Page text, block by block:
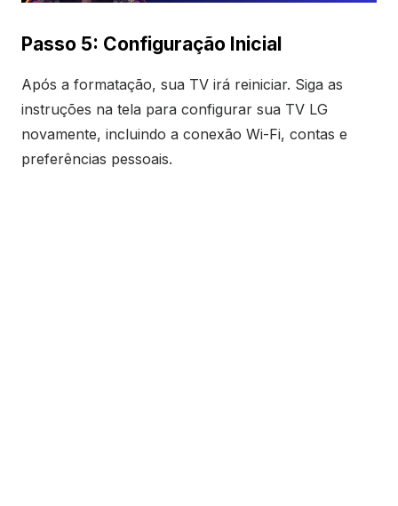
Passo 5: Configuração Inicial
Após a formatação, sua TV irá reiniciar. Siga as
instruções na tela para configurar sua TV LG
novamente, incluindo a conexão Wi-Fi, contas e
preferências pessoais.